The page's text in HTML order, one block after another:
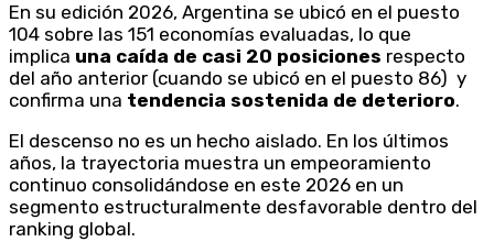
En su edición 2026, Argentina se ubicó en el puesto
104 sobre las 151 economías evaluadas, lo que
implica una caída de casi 20 posiciones respecto
del año anterior (cuando se ubicó en el puesto 86) y
confirma una tendencia sostenida de deterioro.
El descenso no es un hecho aislado. En los últimos
años, la trayectoria muestra un empeoramiento
continuo consolidándose en este 2026 en un
segmento estructuralmente desfavorable dentro del
ranking global.